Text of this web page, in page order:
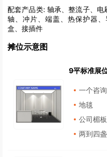
配套产品类: 轴承、整流子、电
轴、冲片、端盖、热保护器
盒、接插件
摊位示意图
9平标准展
一个咨
地毯
公司楣板
两到四